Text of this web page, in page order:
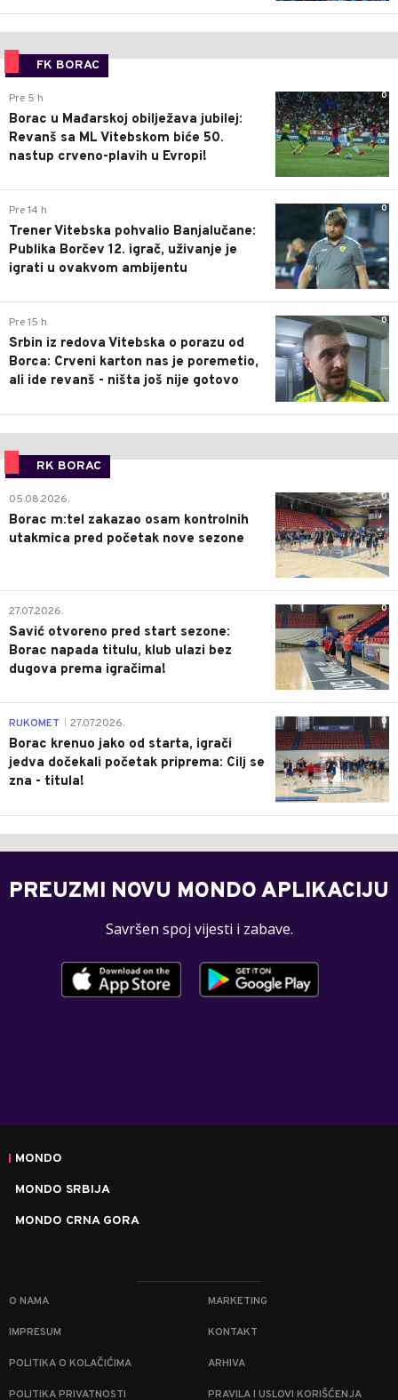
FK BORAC
0
Pre 5 h
Borac u Mađarskoj obilježava jubilej:
Revanš sa ML Vitebskom biće 50.
nastup crveno-plavih u Evropi!
0
Pre 14 h
Trener Vitebska pohvalio Banjalučane:
Publika Borčev 12. igrač, uživanje je
igrati u ovakvom ambijentu
0
Pre 15 h
Srbin iz redova Vitebska o porazu od
Borca: Crveni karton nas je poremetio,
ali ide revanš - ništa još nije gotovo
RK BORAC
0
05.08.2026.
Borac m:tel zakazao osam kontrolnih
utakmica pred početak nove sezone
0
27.07.2026.
Savić otvoreno pred start sezone:
Borac napada titulu, klub ulazi bez
dugova prema igračima!
0
RUKOMET 27.07.2026.
Borac krenuo jako od starta, igrači
jedva dočekali početak priprema: Cilj se
zna - titula!
PREUZMI NOVU MONDO APLIKACIJU
Savršen spoj vijesti i zabave.
MONDO
MONDO SRBIJA
MONDO CRNA GORA
O NAMA MARKETING
IMPRESUM KONTAKT
POLITIKA O KOLAČIĆIMA ARHIVA
POLITIKA PRIVATNOSTI PRAVILA I USLOVI KORIŠĆENJA